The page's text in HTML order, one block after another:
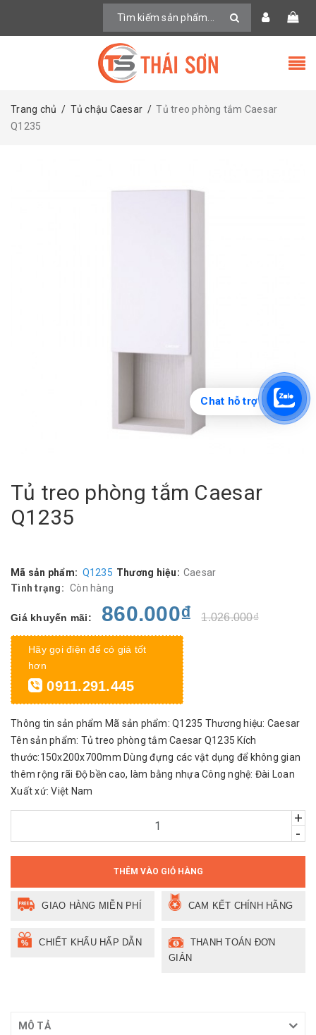
Trang chủ / Tủ chậu Caesar / Tủ treo phòng tắm Caesar
Q1235
Tủ treo phòng tắm Caesar
Q1235
Mã sản phẩm: Q1235 Thương hiệu: Caesar
Tình trạng: Còn hàng
Giá khuyến mãi: 860.000₫ 1.026.000₫
Hãy gọi điện để có giá tốt
hơn
0911.291.445
Thông tin sản phẩm Mã sản phẩm: Q1235 Thương hiệu: Caesar
Tên sản phẩm: Tủ treo phòng tắm Caesar Q1235 Kích
thước:150x200x700mm Dùng đựng các vật dụng để không gian
thêm rộng rãi Độ bền cao, làm bằng nhựa Công nghệ: Đài Loan
Xuất xứ: Việt Nam
+
-
THÊM VÀO GIỎ HÀNG
GIAO HÀNG MIỄN PHÍ CAM KẾT CHÍNH HÃNG
CHIẾT KHẤU HẤP DẪN
THANH TOÁN ĐƠN
GIẢN
MÔ TẢ
Chat hỗ trợ